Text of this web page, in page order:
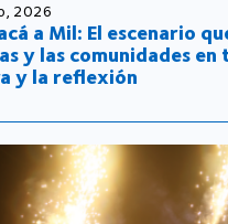
2026
a Mil: El escenario
y las comunidades en
y la reflexión